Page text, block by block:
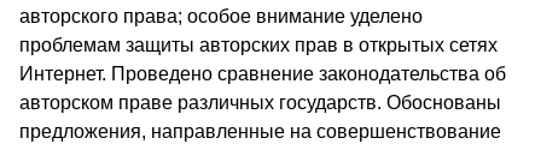
авторского права; особое внимание уделено
проблемам защиты авторских прав в открытых сетях
Интернет. Проведено сравнение законодательства об
авторском праве различных государств. Обоснованы
предложения, направленные на совершенствование